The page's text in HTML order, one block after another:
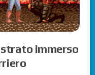
immerso